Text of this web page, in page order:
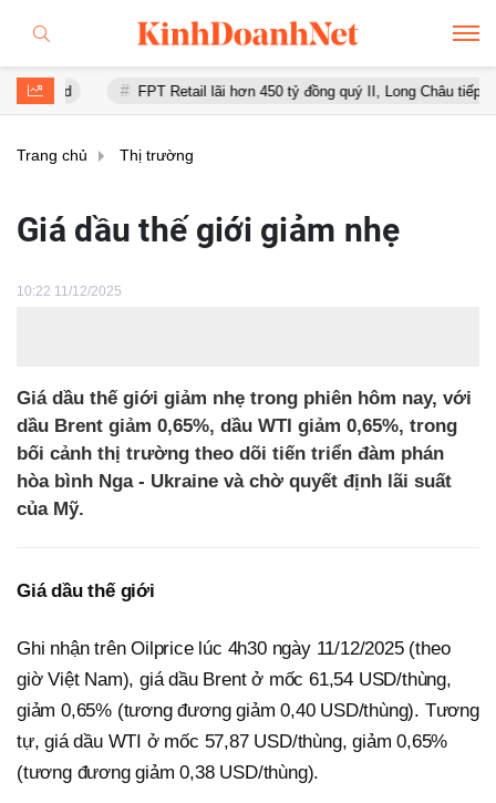
FPT Retail lãi hơn 450 tỷ đồng quý II, Long Châu tiếp tục là
Trang chủ Thị trường
Giá dầu thế giới giảm nhẹ
10:22 11/12/2025
Giá dầu thế giới giảm nhẹ trong phiên hôm nay, với
dầu Brent giảm 0,65%, dầu WTI giảm 0,65%, trong
bối cảnh thị trường theo dõi tiến triển đàm phán
hòa bình Nga - Ukraine và chờ quyết định lãi suất
của Mỹ.
Giá dầu thế giới
Ghi nhận trên Oilprice lúc 4h30 ngày 11/12/2025 (theo
giờ Việt Nam), giá dầu Brent ở mốc 61,54 USD/thùng,
giảm 0,65% (tương đương giảm 0,40 USD/thùng). Tương
tự, giá dầu WTI ở mốc 57,87 USD/thùng, giảm 0,65%
(tương đương giảm 0,38 USD/thùng).